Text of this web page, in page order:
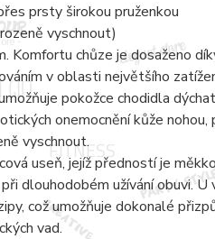
prsty širokou pruženkou
vyschnout)
Komfortu chůze je dosaženo
v oblasti největšího
pokožce chodidla
onemocnění kůže nohou,
vyschnout.
useň, jejíž předností je
dlouhodobém užívání obuvi.
což umožňuje dokonalé
vad.